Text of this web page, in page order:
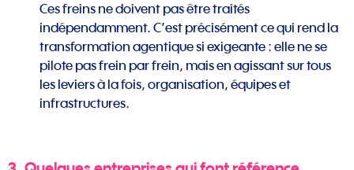
Ces freins ne doivent pas être traités
indépendamment. C’est précisément ce qui rend la
transformation agentique si exigeante : elle ne se
pilote pas frein par frein, mais en agissant sur tous
les leviers à la fois, organisation, équipes et
infrastructures.